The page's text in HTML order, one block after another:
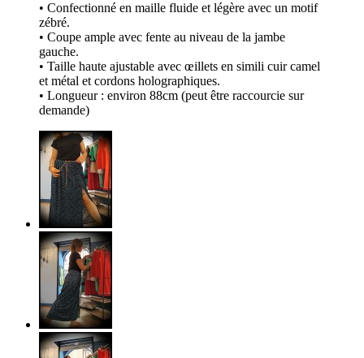
• Confectionné en maille fluide et légère avec un motif
zébré.
• Coupe ample avec fente au niveau de la jambe
gauche.
• Taille haute ajustable avec œillets en simili cuir camel
et métal et cordons holographiques.
• Longueur : environ 88cm (peut être raccourcie sur
demande)